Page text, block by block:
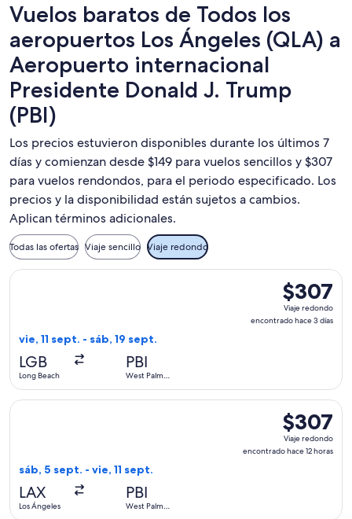
Vuelos baratos de Todos los
aeropuertos Los Ángeles (QLA) a
Aeropuerto internacional
Presidente Donald J. Trump
(PBI)
Los precios estuvieron disponibles durante los últimos 7
días y comienzan desde $149 para vuelos sencillos y $307
para vuelos rendondos, para el periodo especificado. Los
precios y la disponibilidad están sujetos a cambios.
Aplican términos adicionales.
Todas las ofertas Viaje sencillo Viaje redondo
$307
Viaje
redondo,
$307
Viaje redondo
encontrado hace 3 días
vie, 11 sept. - sáb, 19 sept.
LGB
Long Beach
PBI
West Palm
Seleccionar vuelo de Southwest Airlines, con salida el vie,
$307
Viaje
redondo,
$307
Viaje redondo
encontrado hace 12 horas
sáb, 5 sept. - vie, 11 sept.
LAX
Los Ángeles
PBI
West Palm
Seleccionar vuelo de Southwest Airlines, con salida el sáb,